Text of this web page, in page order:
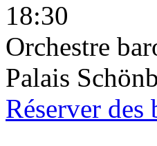
18:30
Orchestre
Palais
Réserver des